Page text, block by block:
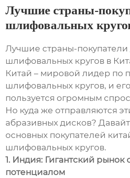
Лучшие страны-
шлифовальных
Лучшие страны-покупатели
шлифовальных кругов в
Китай – мировой лидер по
шлифовальных кругов, и
пользуется огромным
Но куда же отправляются
абразивных дисков?
основных покупателей
шлифовальных кругов.
1. Индия: Гигантский рынок
потенциалом